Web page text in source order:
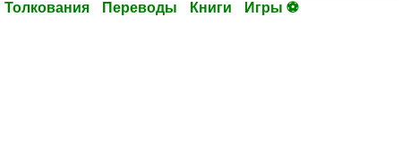
Толкования Переводы Книги Игры ⚽